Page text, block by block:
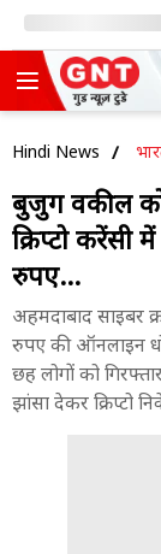
Hindi News
बुजुर्ग वकील
क्रिप्टो
रुपए...
अहमदाबाद साइबर
रुपए की ऑनलाइन
छह लोगों को
झांसा देकर क्रिप्टो